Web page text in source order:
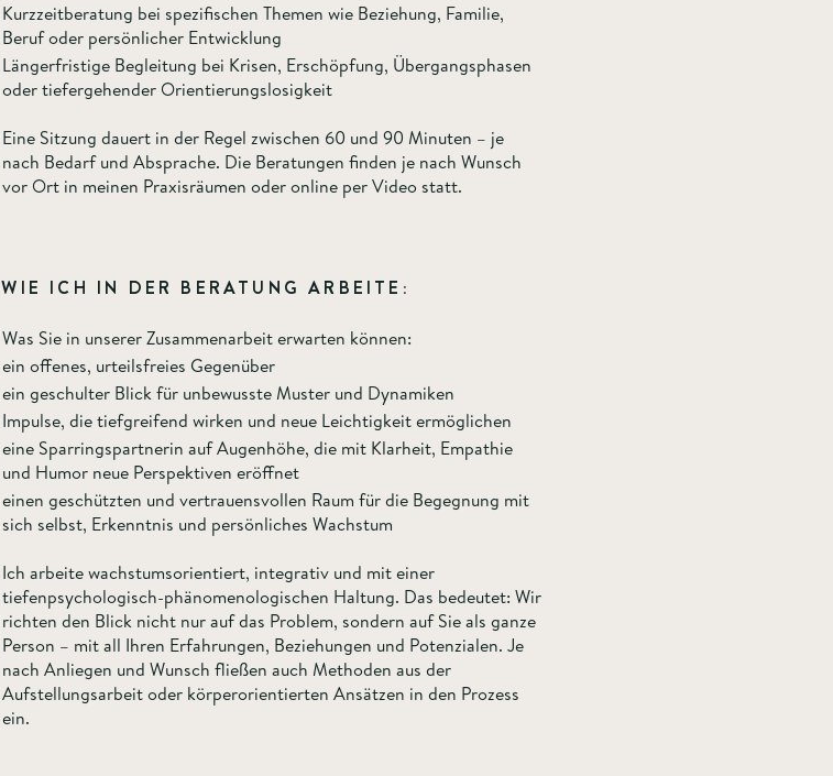
Kurzzeitberatung bei spezifischen Themen wie Beziehung, Familie,
Beruf oder persönlicher Entwicklung
Längerfristige Begleitung bei Krisen, Erschöpfung, Übergangsphasen
oder tiefergehender Orientierungslosigkeit
Eine Sitzung dauert in der Regel zwischen 60 und 90 Minuten – je
nach Bedarf und Absprache. Die Beratungen finden je nach Wunsch
vor Ort in meinen Praxisräumen oder online per Video statt.
WIE ICH IN DER BERATUNG ARBEITE:
Was Sie in unserer Zusammenarbeit erwarten können:
ein offenes, urteilsfreies Gegenüber
ein geschulter Blick für unbewusste Muster und Dynamiken
Impulse, die tiefgreifend wirken und neue Leichtigkeit ermöglichen
eine Sparringspartnerin auf Augenhöhe, die mit Klarheit, Empathie
und Humor neue Perspektiven eröffnet
einen geschützten und vertrauensvollen Raum für die Begegnung mit
sich selbst, Erkenntnis und persönliches Wachstum
Ich arbeite wachstumsorientiert, integrativ und mit einer
tiefenpsychologisch-phänomenologischen Haltung. Das bedeutet: Wir
richten den Blick nicht nur auf das Problem, sondern auf Sie als ganze
Person – mit all Ihren Erfahrungen, Beziehungen und Potenzialen. Je
nach Anliegen und Wunsch fließen auch Methoden aus der
Aufstellungsarbeit oder körperorientierten Ansätzen in den Prozess
ein.​